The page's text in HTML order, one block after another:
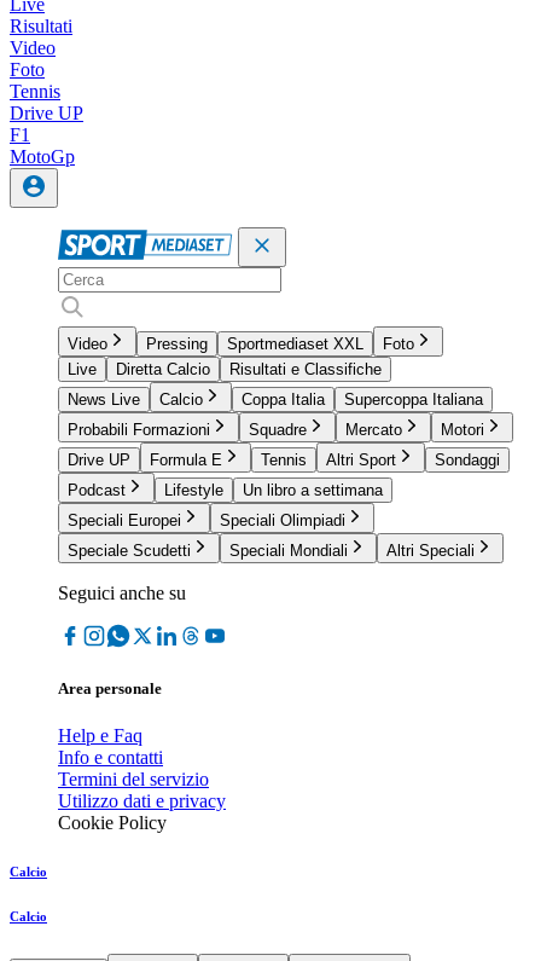
Live
Risultati
Video
Foto
Tennis
Drive UP
F1
MotoGp
Video Pressing Sportmediaset XXL
Foto
Live
Diretta Calcio
Risultati e Classifiche
News Live
Calcio Coppa Italia
Supercoppa Italiana
Probabili Formazioni
Squadre Mercato
Motori
Drive UP
Formula E Tennis Altri Sport
Sondaggi
Podcast
Lifestyle
Un libro a settimana
Speciali Europei
Speciali Olimpiadi
Speciale Scudetti
Speciali Mondiali Altri Speciali
Seguici anche su
Area personale
Help e Faq
Info e contatti
Termini del servizio
Utilizzo dati e privacy
Cookie Policy
Calcio
Calcio